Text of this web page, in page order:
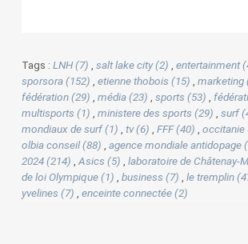
Tags : LNH (7) salt lake city (2) entertainment
sporsora (152)
etienne thobois (15) marketing
fédération (29)
média (23) sports (53)
multisports (1)
ministere des sports (29) surf
mondiaux de surf (1)
tv (6) FFF (40) occitanie
olbia conseil (88)
agence mondiale antidopage
2024 (214)
Asics (5) laboratoire de Châtenay-
de loi Olympique (1)
business (7) le tremplin
yvelines (7)
enceinte connectée (2)